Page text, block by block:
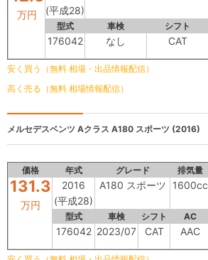
万円
(平成28)
型式 車検 シフト
176042 なし CAT
安く買う（無料 相場・出品情報配信）
高く売る（無料 相場情報配信）
メルセデスベンツ Aクラス A180 スポーツ (2016)
価格 年式 グレード 排気量
131.3
万円
2016
(平成28)
A180 スポーツ 1600cc
型式 車検 シフト AC
176042 2023/07 CAT AAC